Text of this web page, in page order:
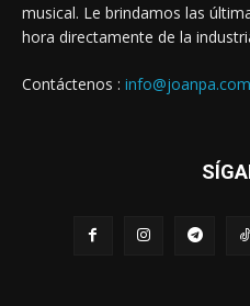
musical. Le brindamos las
hora directamente de la
Contáctenos : info@joanpa.com